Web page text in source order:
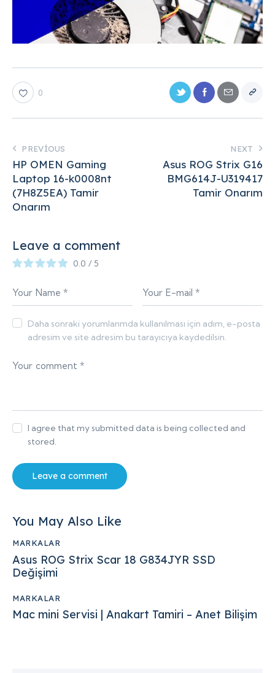
0
PREVIOUS
HP OMEN Gaming
Laptop 16-k0008nt
(7H8Z5EA) Tamir
Onarım
NEXT
Asus ROG Strix G16
BMG614J-U319417
Tamir Onarım
Leave a comment
0.0 / 5
Daha sonraki yorumlarımda kullanılması için adım, e-posta
adresim ve site adresim bu tarayıcıya kaydedilsin.
I agree that my submitted data is being collected and
stored.
You May Also Like
MARKALAR
Asus ROG Strix Scar 18 G834JYR SSD
Değişimi
MARKALAR
Mac mini Servisi | Anakart Tamiri – Anet Bilişim